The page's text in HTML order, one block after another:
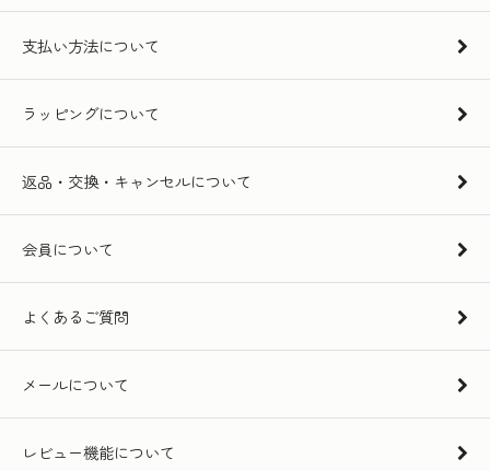
支払い方法について
ラッピングについて
返品・交換・キャンセルについて
会員について
よくあるご質問
メールについて
レビュー機能について